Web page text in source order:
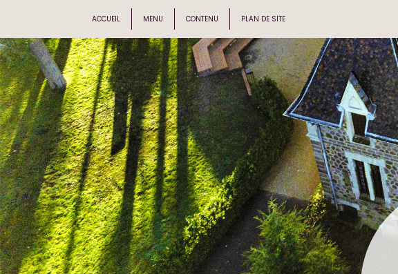
ACCUEIL MENU CONTENU PLAN DE SITE